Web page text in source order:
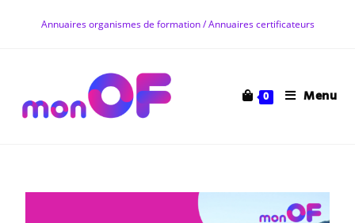
Annuaires organismes de formation / Annuaires certificateurs
0 Menu